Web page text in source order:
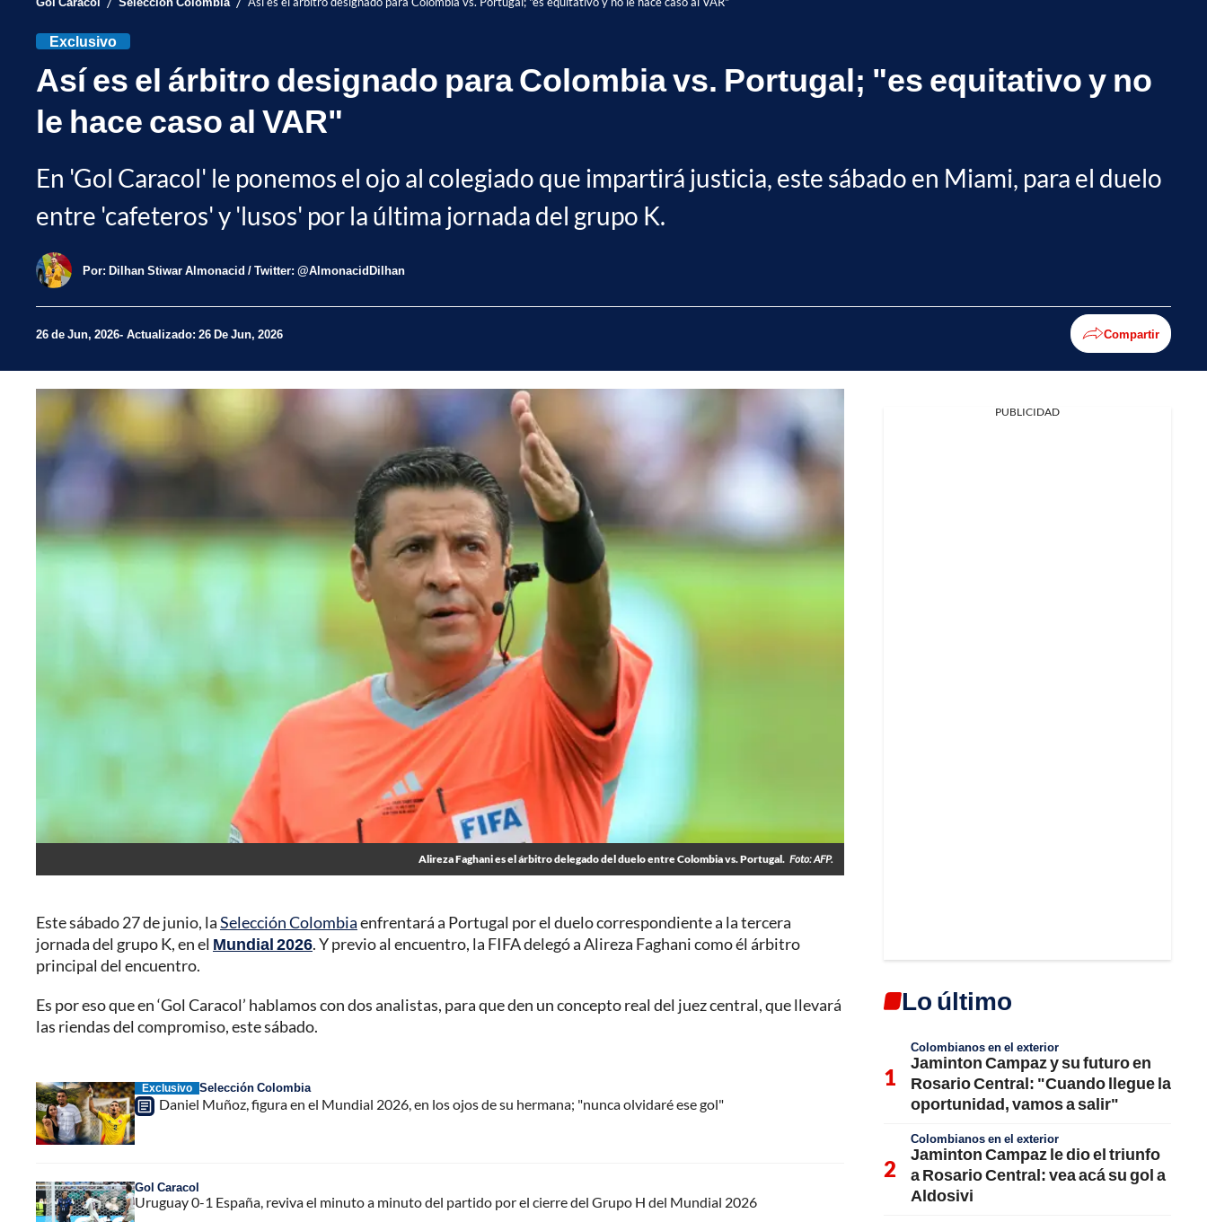
Exclusivo
Así es el árbitro designado para Colombia vs. Portugal; "es equitativo y no
le hace caso al VAR"
En 'Gol Caracol' le ponemos el ojo al colegiado que impartirá justicia, este sábado en Miami, para el duelo
entre 'cafeteros' y 'lusos' por la última jornada del grupo K.
Por: Dilhan Stiwar Almonacid / Twitter: @AlmonacidDilhan
26 de Jun, 2026 Actualizado: 26 De Jun, 2026 Compartir
Alireza Faghani es el árbitro delegado del duelo entre Colombia vs. Portugal. Foto: AFP.
Este sábado 27 de junio, laSelección Colombiaenfrentará a Portugal por el duelo correspondiente a la tercera
jornada del grupo K, en el Mundial 2026. Y previo al encuentro, la FIFA delegó a Alireza Faghani como él árbitro
principal del encuentro.
Es por eso que en ‘Gol Caracol’ hablamos con dos analistas, para que den un concepto real del juez central, que llevará
las riendas del compromiso, este sábado.
Exclusivo Selección Colombia
Daniel Muñoz, figura en el Mundial 2026, en los ojos de su hermana; "nunca olvidaré ese gol"
Gol Caracol
Uruguay 0-1 España, reviva el minuto a minuto del partido por el cierre del Grupo H del Mundial 2026
PUBLICIDAD
Lo último
Colombianos en el exterior
Jaminton Campaz y su futuro en
Rosario Central: "Cuando llegue la
oportunidad, vamos a salir"
Colombianos en el exterior
Jaminton Campaz le dio el triunfo
a Rosario Central: vea acá su gol a
Aldosivi